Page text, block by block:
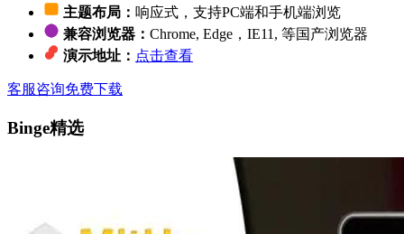
主题布局： 响应式，支持PC端和手机端浏览
兼容浏览器： Chrome, Edge，IE11, 等国产浏览器
演示地址： 点击查看
客服咨询免费下载
Binge精选